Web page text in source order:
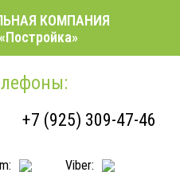
КОМПАНИЯ
+7 (925) 309-47-46
Viber: